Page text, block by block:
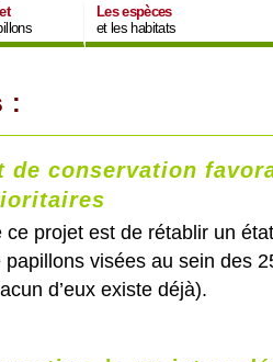
Les espèces
et les habitats
:
de conservation
ce projet est de rétablir un
visées au sein des
d’eux existe déjà).